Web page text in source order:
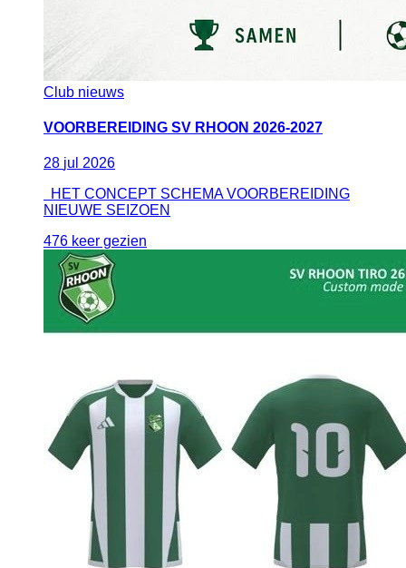
Club nieuws
VOORBEREIDING SV RHOON 2026-2027
28 jul 2026
HET CONCEPT SCHEMA VOORBEREIDING
NIEUWE SEIZOEN
476 keer gezien